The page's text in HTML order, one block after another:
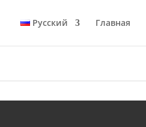
Русский Главная